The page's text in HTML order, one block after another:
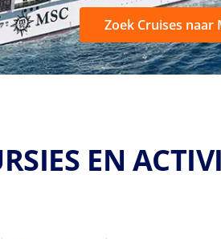
Zoek Cruises naar
EN